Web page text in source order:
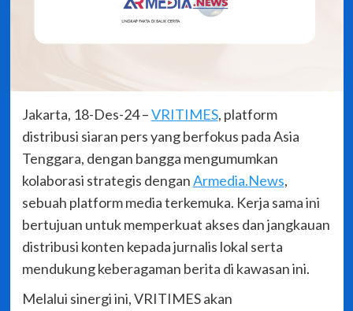
Jakarta, 18-Des-24 –VRITIMES, platform
distribusi siaran pers yang berfokus pada Asia
Tenggara, dengan bangga mengumumkan
kolaborasi strategis denganArmedia.News,
sebuah platform media terkemuka. Kerja sama ini
bertujuan untuk memperkuat akses dan jangkauan
distribusi konten kepada jurnalis lokal serta
mendukung keberagaman berita di kawasan ini.
Melalui sinergi ini, VRITIMES akan